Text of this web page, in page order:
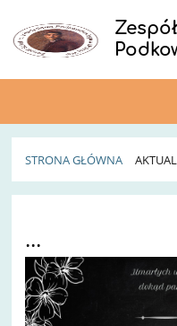
STRONA GŁÓWNA
...